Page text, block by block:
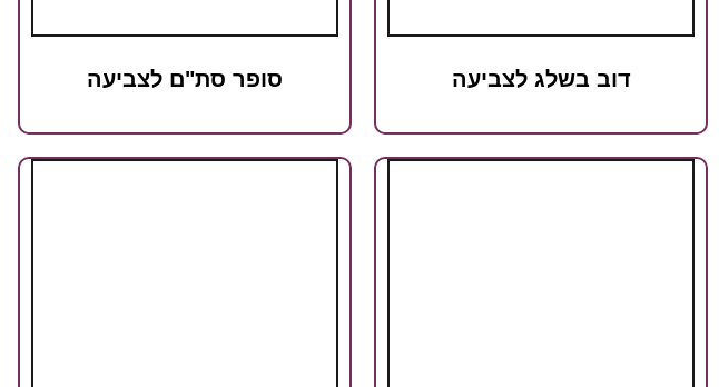
דוב בשלג לצביעה סופר סת"ם לצביעה